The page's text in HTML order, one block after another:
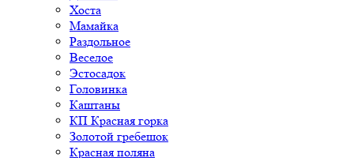
Хоста
Мамайка
Раздольное
Веселое
Эстосадок
Головинка
Каштаны
КП Красная горка
Золотой гребешок
Красная поляна